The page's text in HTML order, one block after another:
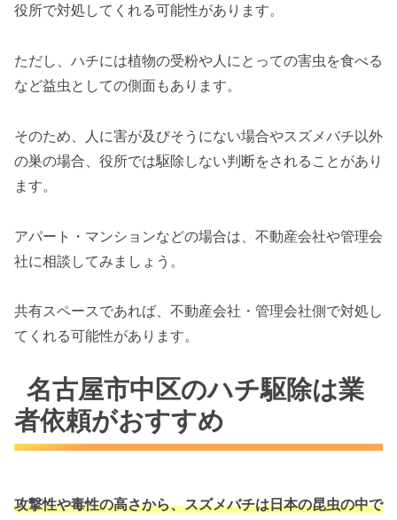
役所で対処してくれる可能性があります。
ただし、ハチには植物の受粉や人にとっての害虫を食べる
など益虫としての側面もあります。
そのため、人に害が及びそうにない場合やスズメバチ以外
の巣の場合、役所では駆除しない判断をされることがあり
ます。
アパート・マンションなどの場合は、不動産会社や管理会
社に相談してみましょう。
共有スペースであれば、不動産会社・管理会社側で対処し
てくれる可能性があります。
名古屋市中区のハチ駆除は業
者依頼がおすすめ
攻撃性や毒性の高さから、スズメバチは日本の昆虫の中で